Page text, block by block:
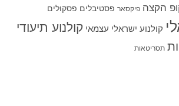
הקצה פיקסאר פסטיבלים פסקולים
קולנוע ישראלי עצמאי קולנוע תיעודי
תסריטאות